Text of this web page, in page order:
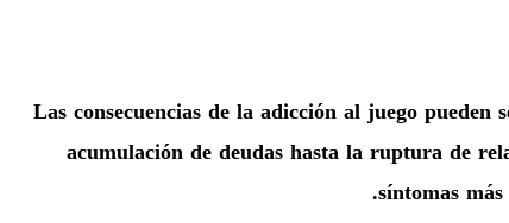
Las consecuencias de la adicción al juego
acumulación de deudas hasta la ruptura de
síntomas